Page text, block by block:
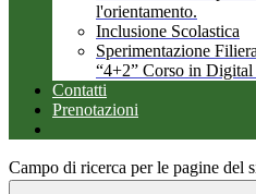
l'orientamento.
Inclusione Scolastica
Sperimentazione
“4+2” Corso in
Contatti
Prenotazioni
Campo di ricerca per le pagine del